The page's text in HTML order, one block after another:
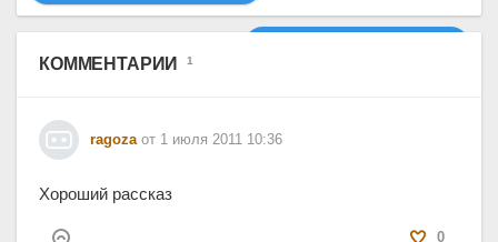
КОММЕНТАРИИ 1
ragoza от 1 июля 2011 10:36
0
Хороший рассказ